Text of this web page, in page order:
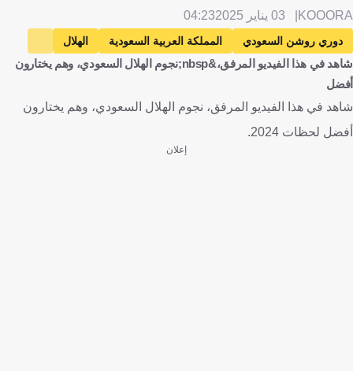
KOOORA 03 يناير 2025 04:23
دوري روشن السعودي المملكة العربية السعودية
الهلال
ياسين بونو
المغرب ياسر الشهراني
جورج جيسوس
البرتغال
جواو كانسيلو
روبن نيفيز
مالكوم
سيرجي ميلينكوفيتش سافيتش
شاهد في هذا الفيديو المرفق،&nbsp;نجوم الهلال السعودي، وهم يختارون
أفضل
شاهد في هذا الفيديو المرفق، نجوم الهلال السعودي، وهم يختارون
أفضل لحظات 2024.
إعلان